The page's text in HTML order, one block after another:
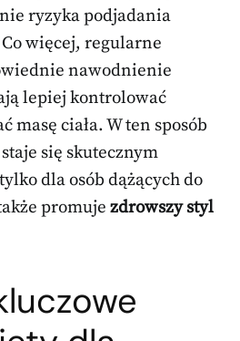
ryzyka podjadania
więcej, regularne
nawodnienie
lepiej kontrolować
masę ciała. W ten sposób
się skutecznym
dla osób dążących do
promuje zdrowszy styl